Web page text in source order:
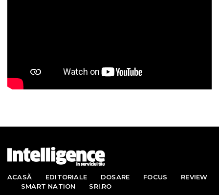
ACASĂ EDITORIALE DOSARE FOCUS
REVIEW
SMART NATION
SRI.RO